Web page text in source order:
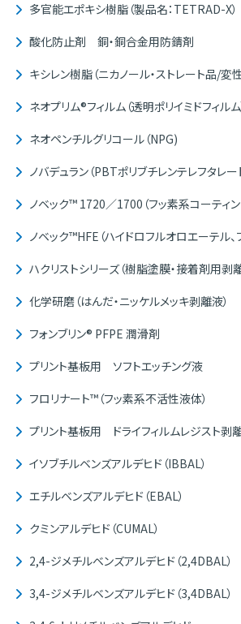
多官能エポキシ樹脂（製品名：TETRAD-X）
酸化防止剤 銅・銅合金用防錆剤
キシレン樹脂（ニカノール・ストレート品/変性
ネオプリム®フィルム（透明ポリイミドフィルム
ネオペンチルグリコール（NPG)
ノバデュラン（PBTポリブチレンテレフタレー
ノベック™ 1720／1700（フッ素系コーティン
ノベック™HFE（ハイドロフルオロエーテル、
ハクリストシリーズ（樹脂塗膜・接着剤用剥
化学研磨（はんだ・ニッケルメッキ剥離液）
フォンブリン® PFPE 潤滑剤
プリント基板用 ソフトエッチング液
フロリナート™（フッ素系不活性液体）
プリント基板用 ドライフィルムレジスト剥
イソブチルベンズアルデヒド（IBBAL）
エチルベンズアルデヒド（EBAL）
クミンアルデヒド（CUMAL）
2,4-ジメチルベンズアルデヒド（2,4DBAL）
3,4-ジメチルベンズアルデヒド（3,4DBAL）